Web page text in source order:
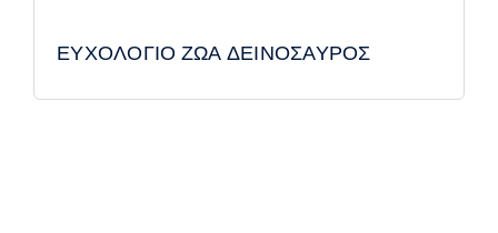
ΕΥΧΟΛΟΓΙΟ ΖΩΑ ΔΕΙΝΟΣΑΥΡΟΣ